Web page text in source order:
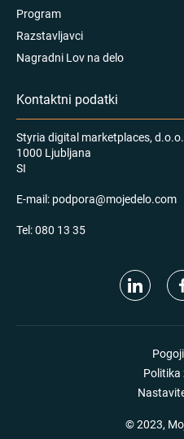
Program
Razstavljavci
Nagradni Lov na delo
Kontaktni podatki
Styria digital marketplaces,
1000 Ljubljana
SI
E-mail: podpora@mojedelo.com
Tel:080 13 35
Politika
© 2023,